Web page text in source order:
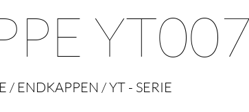
Licht nach Maß - Ihr Mehrwert
YT007
/ ENDKAPPEN / YT - SERIE